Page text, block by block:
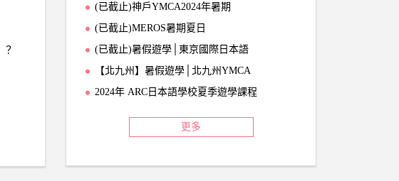
(已截止)神戶YMCA2024年暑期
(已截止)MEROS暑期夏日
(已截止)暑假遊學│東京國際日本語
【北九州】暑假遊學│北九州YMCA
2024年 ARC日本語學校夏季遊學課程
更多